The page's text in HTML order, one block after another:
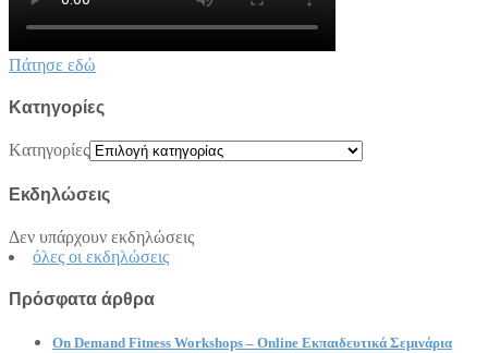
Πάτησε εδώ
Kατηγορίες
Kατηγορίες
Εκδηλώσεις
Δεν υπάρχουν εκδηλώσεις
όλες οι εκδηλώσεις
Πρόσφατα άρθρα
On Demand Fitness Workshops – Online Εκπαιδευτικά Σεμινάρια